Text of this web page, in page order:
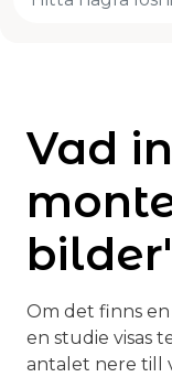
Vad
Om det finns
en studie visas
antalet nere till